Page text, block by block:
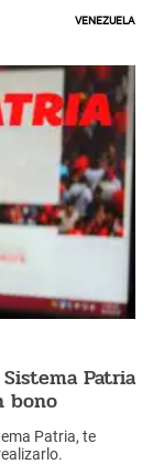
Venezuela
Patria
bono
Patria, te